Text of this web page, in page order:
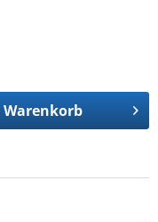
Warenkorb